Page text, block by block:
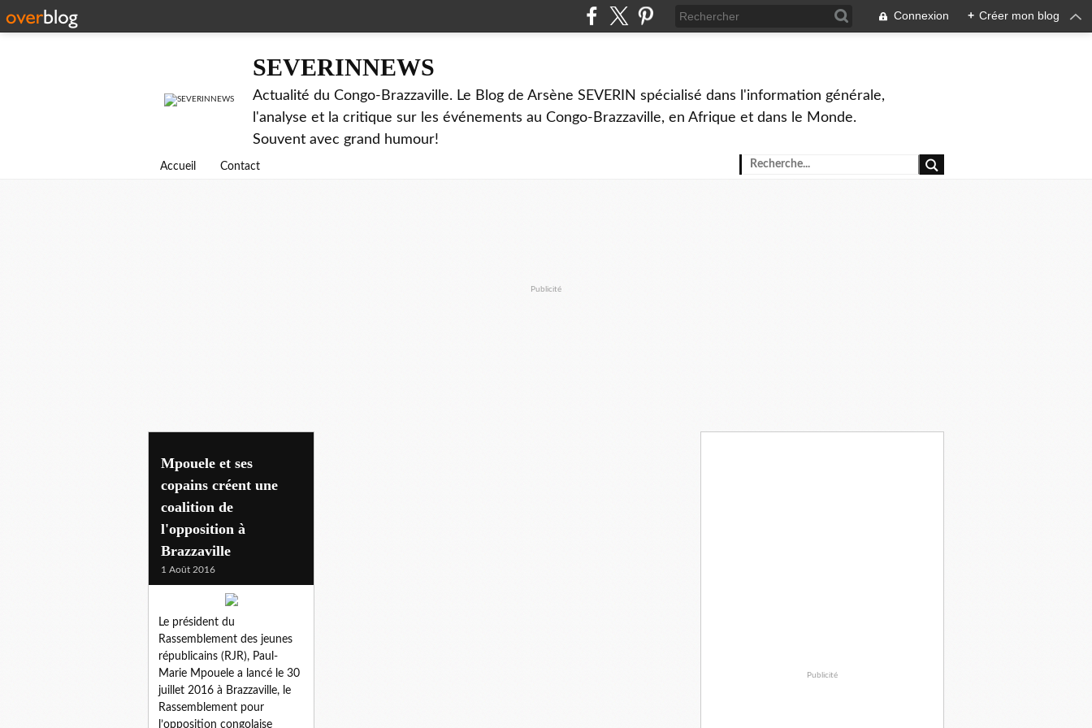
Connexion + Créer mon blog
SEVERINNEWS
Actualité du Congo-Brazzaville. Le Blog de Arsène SEVERIN spécialisé dans l'information générale,
l'analyse et la critique sur les événements au Congo-Brazzaville, en Afrique et dans le Monde.
Souvent avec grand humour!
Accueil Contact
Publicité
mboussa ela
Mpouele et ses
copains créent une
coalition de
l'opposition à
Brazzaville
1 Août 2016
Le président du
Rassemblement des jeunes
républicains (RJR), Paul-
Marie Mpouele a lancé le 30
juillet 2016 à Brazzaville, le
Rassemblement pour
l’opposition congolaise
Publicité